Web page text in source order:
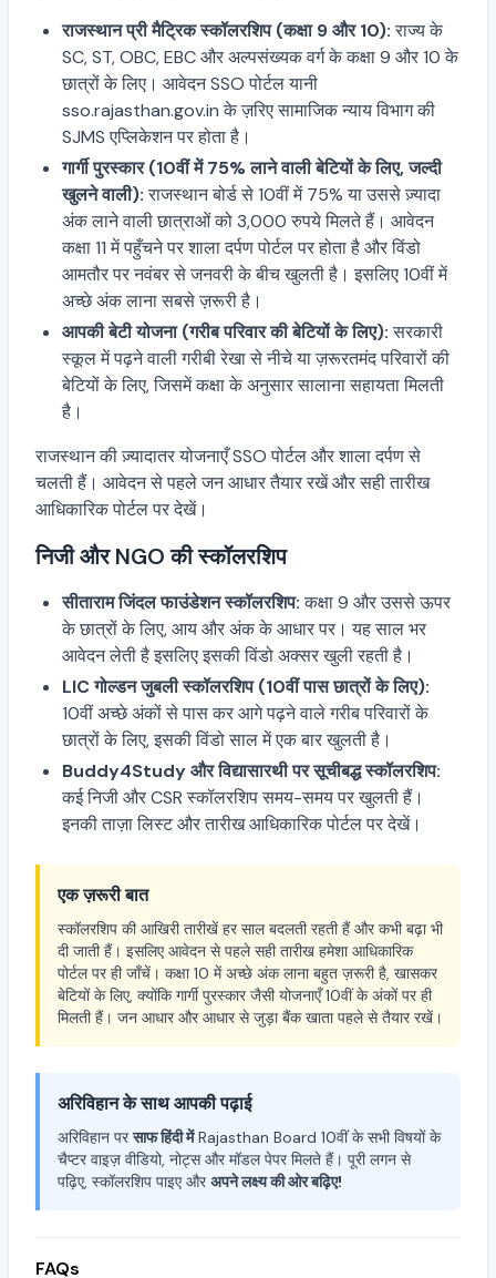
राजस्थान प्री मैट्रिक स्कॉलरशिप (कक्षा 9 और 10):राज्य के
SC, ST, OBC, EBC और अल्पसंख्यक वर्ग के कक्षा 9 और 10 के
छात्रों के लिए। आवेदन SSO पोर्टल यानी
sso.rajasthan.gov.in के ज़रिए सामाजिक न्याय विभाग की
SJMS एप्लिकेशन पर होता है।
गार्गी पुरस्कार (10वीं में 75% लाने वाली बेटियों के लिए, जल्दी
खुलने वाली):राजस्थान बोर्ड से 10वीं में 75% या उससे ज़्यादा
अंक लाने वाली छात्राओं को 3,000 रुपये मिलते हैं। आवेदन
कक्षा 11 में पहुँचने पर शाला दर्पण पोर्टल पर होता है और विंडो
आमतौर पर नवंबर से जनवरी के बीच खुलती है। इसलिए 10वीं में
अच्छे अंक लाना सबसे ज़रूरी है।
आपकी बेटी योजना (गरीब परिवार की बेटियों के लिए):सरकारी
स्कूल में पढ़ने वाली गरीबी रेखा से नीचे या ज़रूरतमंद परिवारों की
बेटियों के लिए, जिसमें कक्षा के अनुसार सालाना सहायता मिलती
है।
राजस्थान की ज़्यादातर योजनाएँ SSO पोर्टल और शाला दर्पण से
चलती हैं। आवेदन से पहले जन आधार तैयार रखें और सही तारीख
आधिकारिक पोर्टल पर देखें।
निजी और NGO की स्कॉलरशिप
सीताराम जिंदल फाउंडेशन स्कॉलरशिप:कक्षा 9 और उससे ऊपर
के छात्रों के लिए, आय और अंक के आधार पर। यह साल भर
आवेदन लेती है इसलिए इसकी विंडो अक्सर खुली रहती है।
LIC गोल्डन जुबली स्कॉलरशिप (10वीं पास छात्रों के लिए):
10वीं अच्छे अंकों से पास कर आगे पढ़ने वाले गरीब परिवारों के
छात्रों के लिए, इसकी विंडो साल में एक बार खुलती है।
Buddy4Study और विद्यासारथी पर सूचीबद्ध स्कॉलरशिप:
कई निजी और CSR स्कॉलरशिप समय-समय पर खुलती हैं।
इनकी ताज़ा लिस्ट और तारीख आधिकारिक पोर्टल पर देखें।
एक ज़रूरी बात
स्कॉलरशिप की आखिरी तारीखें हर साल बदलती रहती हैं और कभी बढ़ा भी
दी जाती हैं। इसलिए आवेदन से पहले सही तारीख हमेशा आधिकारिक
पोर्टल पर ही जाँचें। कक्षा 10 में अच्छे अंक लाना बहुत ज़रूरी है, खासकर
बेटियों के लिए, क्योंकि गार्गी पुरस्कार जैसी योजनाएँ 10वीं के अंकों पर ही
मिलती हैं। जन आधार और आधार से जुड़ा बैंक खाता पहले से तैयार रखें।
अरिविहान के साथ आपकी पढ़ाई
अरिविहान परसाफ हिंदी मेंRajasthan Board 10वीं के सभी विषयों के
चैप्टर वाइज़ वीडियो, नोट्स और मॉडल पेपर मिलते हैं। पूरी लगन से
पढ़िए, स्कॉलरशिप पाइए औरअपने लक्ष्य की ओर बढ़िए!
FAQs